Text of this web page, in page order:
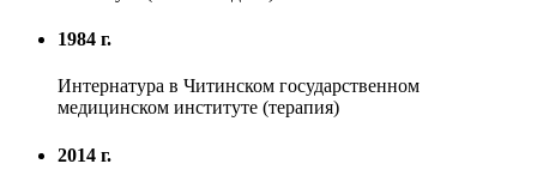
1984 г.
Интернатура в Читинском государственном
медицинском институте (терапия)
2014 г.